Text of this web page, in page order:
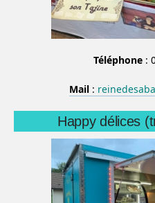
Téléphone:
Mail :
Happy délices